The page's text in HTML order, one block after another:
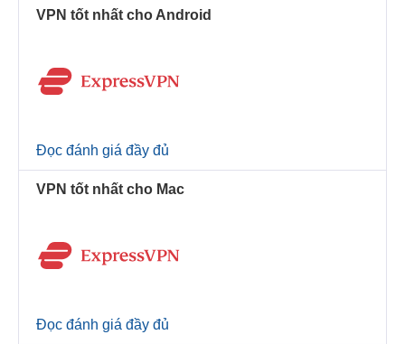
VPN tốt nhất cho Android
Đọc đánh giá đầy đủ
VPN tốt nhất cho Mac
Đọc đánh giá đầy đủ